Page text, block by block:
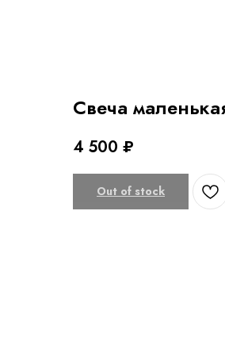
Свеча
4 500 ₽
Out of stock